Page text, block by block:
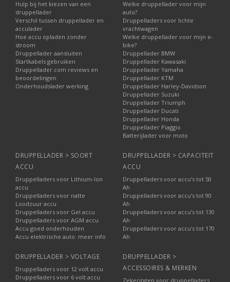
Hulp bij het kiezen van een
druppellader
Verschil tussen druppellader en
acculader
Hoe accu opladen zonder
stroom
Druppellader aansluiten
Startkabels gebruiken
Druppellader.com reviews en
beoordelingen
Onderhoudslader werking
Welke druppellader voor mijn
auto?
Druppelladers voor lichte
vrachtwagen
Welke druppellader voor mijn e-
bike?
Druppellader BMW
Druppellader Kawasaki
Druppellader Yamaha
Druppellader KTM
Druppellader Harley-Davidson
Druppellader Suzuki
Druppellader Triumph
Druppellader Ducati
Druppellader Honda
Druppellader Piaggio
Batterijlader voor moto
DRUPPELLADER > SOORT
ACCU
Druppelladers voor Lithium-Ion
accu
Druppelladers voor natte
Loodzuur accu
Druppelladers voor Gel accu
Druppelladers voor AGM accu
Accu goed onderhouden
Accu elektrische auto: meer info
DRUPPELLADER > CAPACITEIT
ACCU
Druppelladers voor accu’s tot 50
Ah
Druppelladers voor accu’s tot 90
Ah
Druppelladers voor accu’s tot 130
Ah
Druppelladers voor accu’s tot 170
Ah
DRUPPELLADER > VOLTAGE
Druppelladers voor 12 volt accu
Druppelladers voor 6 volt accu
DRUPPELLADER >
ACCESSOIRES & MERKEN
Zekeringen voor druppelladers